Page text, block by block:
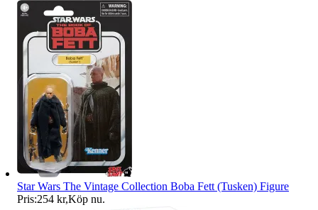
Star Wars The Vintage Collection Boba Fett (Tusken) Figure
Pris:254 kr,Köp nu.